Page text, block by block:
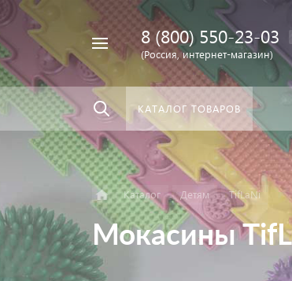
вездеНайти
8 (800) 550-23-03
(Россия, интернет-магазин)
КАТАЛОГ ТОВАРОВ
Каталог Детям TifLaNi
Мокасины